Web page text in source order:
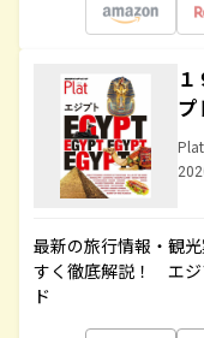
プ
Plat
最新の旅行情報・観
すく徹底解説！ エジ
ド